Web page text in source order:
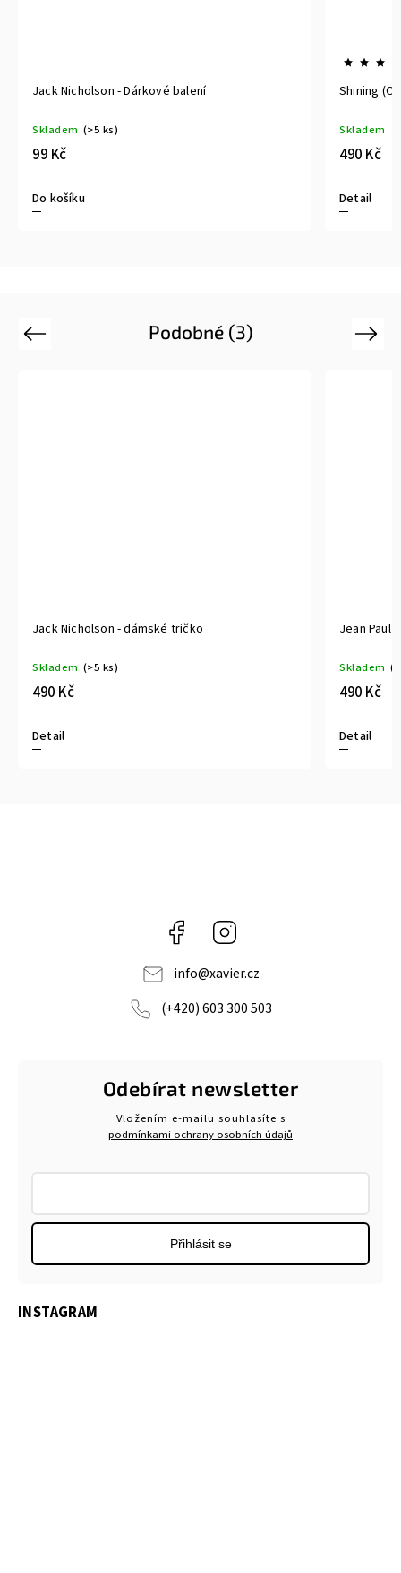
Jack Nicholson - Dárkové balení
Skladem (>5 ks)
99 Kč
Do košíku
Shining
Skladem
490 Kč
Detail
Podobné (3)
Previous
Jack Nicholson - dámské tričko
Skladem (>5 ks)
490 Kč
Detail
Jean Paul
Skladem
490 Kč
Detail
Next
Facebook
info@xavier.cz
(+420) 603 300 503
Odebírat newsletter
Vložením e-mailu souhlasíte s
podmínkami ochrany osobních údajů
Přihlásit se
INSTAGRAM